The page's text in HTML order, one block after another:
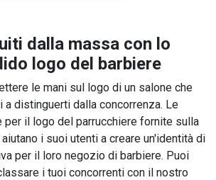
dalla massa con lo
logo del barbiere
le mani sul logo di un salone che
a distinguerti dalla concorrenza. Le
per il logo del parrucchiere fornite sulla
i suoi utenti a creare un'identità di
per il loro negozio di barbiere. Puoi
i tuoi concorrenti con il nostro